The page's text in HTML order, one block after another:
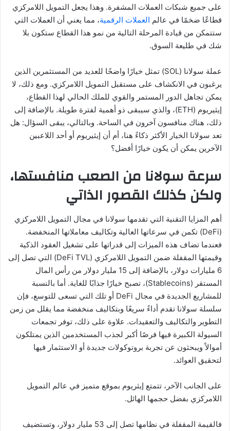
على جميع شبكات العملات المشفرة. وهذا يجعل التمويل اللامركزي
قطاعًا ضخمًا في عالم العملات الرقمية، مما يعني أن العملات التي
ستتمكن من قيادة المرحلة التالية من نمو هذا القطاع ستكون بلا
شك في طليعة السوق.
عملة سولانا (SOL) تمثل خيارًا واضحًا للعديد من المستثمرين الذين
يرغبون في الانكشاف على مستقبل التمويل اللامركزي. ومع ذلك، لا
يمكن تجاهل الدور المستمر والقوي للملك الحالي لهذا القطاع،
إيثيريوم (ETH)، والذي سيبقى ذو أهمية لفترة طويلة. بالإضافة إلى
ذلك، هناك منافسون آخرون في الساحة. وبالتالي، يبقى السؤال: هل
تعد سولانا الخيار الأكثر ذكاءً هنا، أم أن إيثيريوم أو أحد اللاعبين
الآخرين يمكن أن يكون خيارًا أفضل؟
سرعة سولانا من الصعب منافستها،
ولكن كذلك القصور الذاتي
أهم المزايا التقنية التي تقدمها سولانا في مجال التمويل اللامركزي
(DeFi) تكمن في سرعاتها العالية وتكاليف معاملاتها المنخفضة.
فعندما تضاف هذه الميزات إلى قدراتها على تشغيل العقود الذكية
وقيمتها المقفلة ضمن التمويل اللامركزي (DeFi TVL) التي تصل إلى
6 مليارات دولار، بالإضافة إلى 15 مليار دولار من رأس المال
المستقر (Stablecoins)، تصبح خيارًا جذابًا للغاية. أما بالنسبة
للمشاريع الجديدة في مجال DeFi أو تلك التي تسعى للتوسع، فإن
سلسلة سولانا تقدم أداءً سريعًا وبتكاليف منخفضة مما يقلل من زمن
التطوير والتكاليف والتعقيدات. علاوة على ذلك، توفر تجمعات
السيولة الكبيرة فيها فرصًا أكبر لجذب المستخدمين الذين يمتلكون
أموالاً ويبحثون عن تجربة بروتوكولات جديدة أو الاستثمار فيها
لتحقيق العوائد.
على الجانب الآخر، تتمتع إيثريوم بموقع متميز في عالم التمويل
اللامركزي بفضل حجمها الهائل.
فالقيمة المقفلة في نظامها تصل إلى 53 مليار دولار، وتستضيف